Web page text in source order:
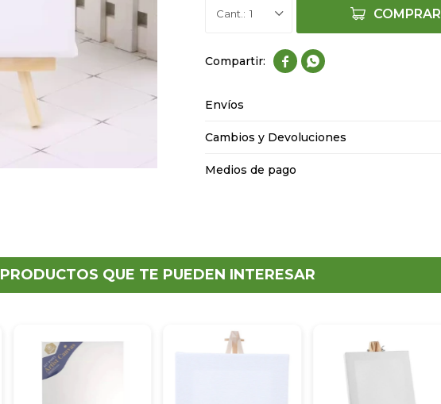
1 COMPRAR
 
Envíos
Cambios y Devoluciones
Medios de pago
PRODUCTOS QUE TE PUEDEN INTERESAR